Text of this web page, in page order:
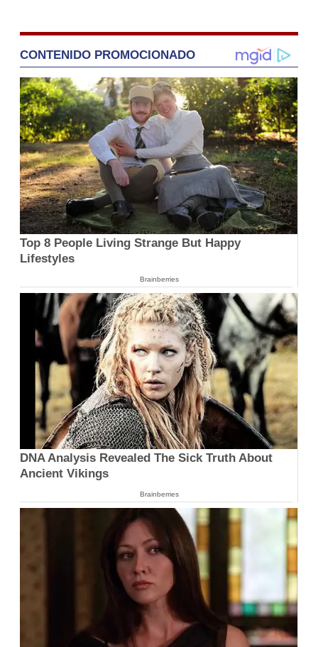
CONTENIDO PROMOCIONADO
Top 8 People Living Strange But Happy
Lifestyles
Brainberries
DNA Analysis Revealed The Sick Truth About
Ancient Vikings
Brainberries